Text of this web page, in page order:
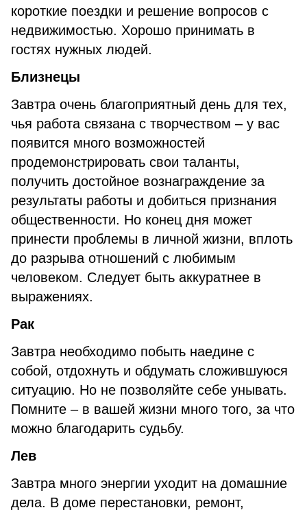
короткие поездки и решение вопросов с
недвижимостью. Хорошо принимать в
гостях нужных людей.
Близнецы
Завтра очень благоприятный день для тех,
чья работа связана с творчеством – у вас
появится много возможностей
продемонстрировать свои таланты,
получить достойное вознаграждение за
результаты работы и добиться признания
общественности. Но конец дня может
принести проблемы в личной жизни, вплоть
до разрыва отношений с любимым
человеком. Следует быть аккуратнее в
выражениях.
Рак
Завтра необходимо побыть наедине с
собой, отдохнуть и обдумать сложившуюся
ситуацию. Но не позволяйте себе унывать.
Помните – в вашей жизни много того, за что
можно благодарить судьбу.
Лев
Завтра много энергии уходит на домашние
дела. В доме перестановки, ремонт,